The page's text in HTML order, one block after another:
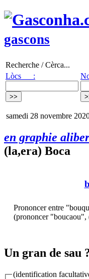
gascons
Recherche / Cèrca...
Lòcs :
samedi 28 novembre
en graphie
(la,era) Boca
Prononcer entre
(prononcer
Un gran de sau
(identification